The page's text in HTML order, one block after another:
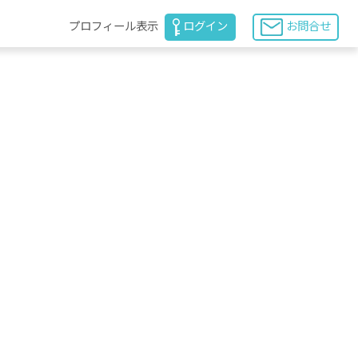
プロフィール表示 ログイン お問合せ